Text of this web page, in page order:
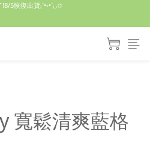
預購需等7天左右喔!
寬鬆清爽藍格